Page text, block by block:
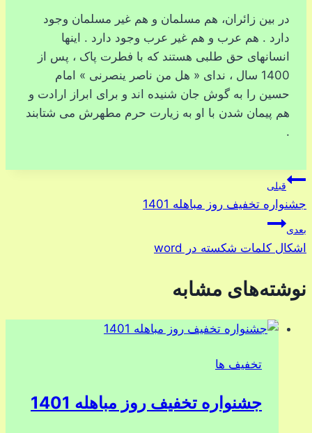
در بین زائران، هم مسلمان و هم غیر مسلمان وجود
دارد . هم عرب و هم غیر عرب وجود دارد . اینها
انسانهای حق طلبی هستند که با فطرت پاک ، پس از
1400 سال ، ندای « هل من ناصر ینصرنی » امام
حسین را به گوش جان شنیده اند و برای ابراز ارادت و
هم پیمان شدن با او به زیارت حرم مطهرش می شتابند
.
راهبری
نوشته
قبلی
جشنواره تخفیف روز مباهله 1401
بعدی
اشکال کلمات شکسته در word
نوشته‌های مشابه
تخفیف ها
جشنواره تخفیف روز مباهله 1401